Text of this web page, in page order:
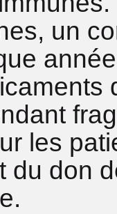
un
les
du don
.